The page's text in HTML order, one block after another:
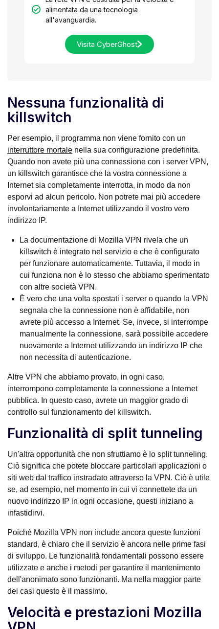
alimentata da una tecnologia
all'avanguardia.
Visita CyberGhost
Nessuna funzionalità di
killswitch
Per esempio, il programma non viene fornito con un
interruttore mortale nella sua configurazione predefinita.
Quando non avete più una connessione con i server VPN,
un killswitch garantisce che la vostra connessione a
Internet sia completamente interrotta, in modo da non
esporvi ad alcun pericolo. Non potrete mai più accedere
involontariamente a Internet utilizzando il vostro vero
indirizzo IP.
La documentazione di Mozilla VPN rivela che un
killswitch è integrato nel servizio e che è configurato
per funzionare automaticamente. Tuttavia, il modo in
cui funziona non è lo stesso che abbiamo sperimentato
con altre società VPN.
È vero che una volta spostati i server o quando la VPN
segnala che la connessione non è affidabile, non
avrete più accesso a Internet. Se, invece, si interrompe
manualmente la connessione, sarà possibile accedere
nuovamente a Internet utilizzando un indirizzo IP che
non necessita di autenticazione.
Altre VPN che abbiamo provato, in ogni caso,
interrompono completamente la connessione a Internet
pubblica. In questo caso, avrete un maggior grado di
controllo sul funzionamento del killswitch.
Funzionalità di split tunneling
Un'altra opportunità che non sfruttiamo è lo split tunneling.
Ciò significa che potete bloccare particolari applicazioni o
siti web dal traffico instradato attraverso la VPN. Ciò è utile
se, ad esempio, nel momento in cui vi connettete da un
nuovo indirizzo IP in ogni occasione, questi iniziano a
infastidirvi.
Poiché Mozilla VPN non include ancora queste funzioni
standard, è chiaro che il servizio è ancora nelle prime fasi
di sviluppo. Le funzionalità fondamentali possono essere
utilizzate e anche i metodi per garantire il mantenimento
dell'anonimato sono funzionanti. Ma nella maggior parte
dei casi questo è il massimo.
Velocità e prestazioni Mozilla